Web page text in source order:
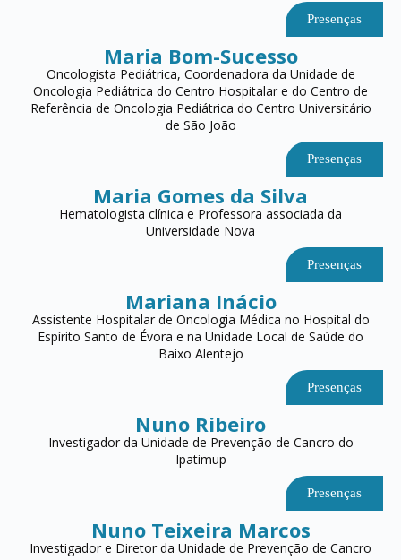
Presenças
Maria Bom-Sucesso
Oncologista Pediátrica, Coordenadora da Unidade de
Oncologia Pediátrica do Centro Hospitalar e do Centro de
Referência de Oncologia Pediátrica do Centro Universitário
de São João
Presenças
Maria Gomes da Silva
Hematologista clínica e Professora associada da
Universidade Nova
Presenças
Mariana Inácio
Assistente Hospitalar de Oncologia Médica no Hospital do
Espírito Santo de Évora e na Unidade Local de Saúde do
Baixo Alentejo
Presenças
Nuno Ribeiro
Investigador da Unidade de Prevenção de Cancro do
Ipatimup
Presenças
Nuno Teixeira Marcos
Investigador e Diretor da Unidade de Prevenção de Cancro